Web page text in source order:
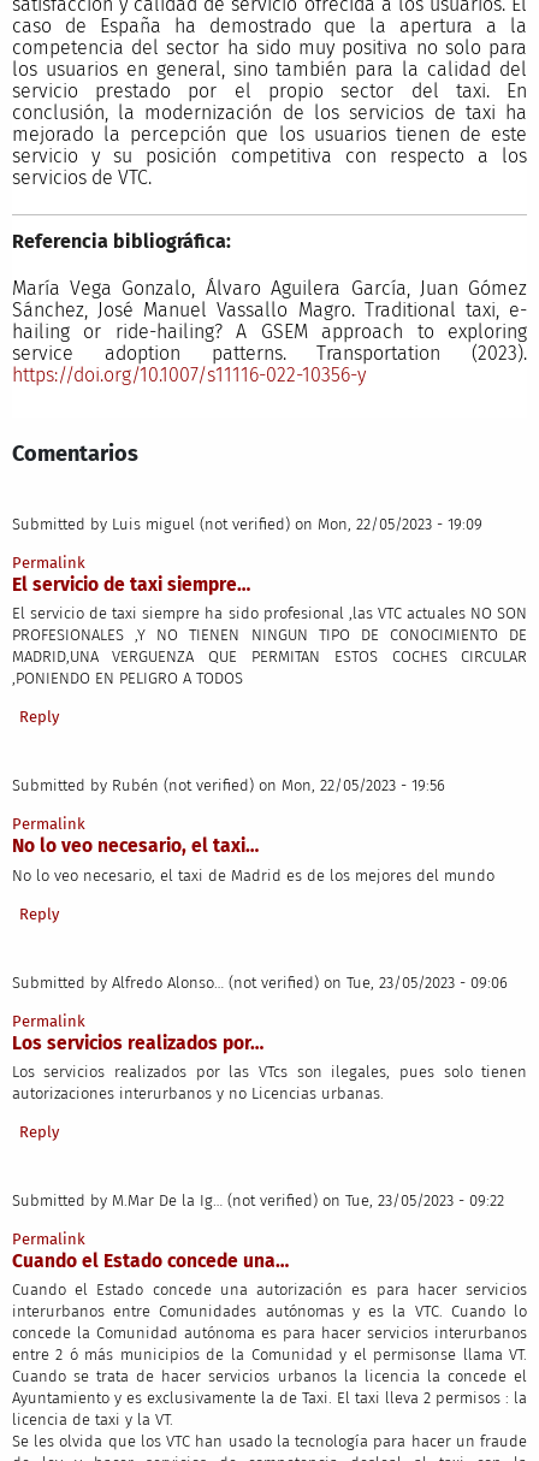
caso de España ha demostrado que la apertura a la
competencia del sector ha sido muy positiva no solo para
los usuarios en general, sino también para la calidad del
servicio prestado por el propio sector del taxi. En
conclusión, la modernización de los servicios de taxi ha
mejorado la percepción que los usuarios tienen de este
servicio y su posición competitiva con respecto a los
servicios de VTC.
Referencia bibliográfica:
María Vega Gonzalo, Álvaro Aguilera García, Juan Gómez
Sánchez, José Manuel Vassallo Magro. Traditional taxi, e-
hailing or ride-hailing? A GSEM approach to exploring
service adoption patterns. Transportation (2023).
https://doi.org/10.1007/s11116-022-10356-y
Comentarios
Submitted by Luis miguel (not verified) on Mon, 22/05/2023 - 19:09
Permalink
El servicio de taxi siempre…
El servicio de taxi siempre ha sido profesional ,las VTC actuales NO SON
PROFESIONALES ,Y NO TIENEN NINGUN TIPO DE CONOCIMIENTO DE
MADRID,UNA VERGUENZA QUE PERMITAN ESTOS COCHES CIRCULAR
,PONIENDO EN PELIGRO A TODOS
Reply
Submitted by Rubén (not verified) on Mon, 22/05/2023 - 19:56
Permalink
No lo veo necesario, el taxi…
No lo veo necesario, el taxi de Madrid es de los mejores del mundo
Reply
Submitted by Alfredo Alonso… (not verified) on Tue, 23/05/2023 - 09:06
Permalink
Los servicios realizados por…
Los servicios realizados por las VTcs son ilegales, pues solo tienen
autorizaciones interurbanos y no Licencias urbanas.
Reply
Submitted by M.Mar De la Ig… (not verified) on Tue, 23/05/2023 - 09:22
Permalink
Cuando el Estado concede una…
Cuando el Estado concede una autorización es para hacer servicios
interurbanos entre Comunidades autónomas y es la VTC. Cuando lo
concede la Comunidad autónoma es para hacer servicios interurbanos
entre 2 ó más municipios de la Comunidad y el permisonse llama VT.
Cuando se trata de hacer servicios urbanos la licencia la concede el
Ayuntamiento y es exclusivamente la de Taxi. El taxi lleva 2 permisos : la
licencia de taxi y la VT.
Se les olvida que los VTC han usado la tecnología para hacer un fraude